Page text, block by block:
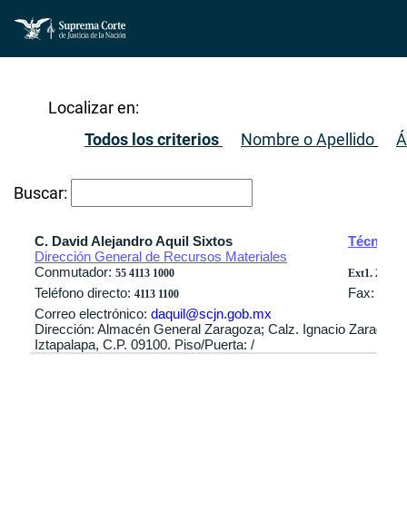
Localizar en:
Todos los criterios
Nombre o Apellido
Buscar:
C. David Alejandro Aquil Sixtos
Técnico
Dirección General de Recursos Materiales
Conmutador: 55 4113 1000 Ext1. 2522 /
Teléfono directo: 4113 1100
Fax:
Correo electrónico: daquil@scjn.gob.mx
Dirección: Almacén General Zaragoza; Calz. Ignacio
Iztapalapa, C.P. 09100. Piso/Puerta: /